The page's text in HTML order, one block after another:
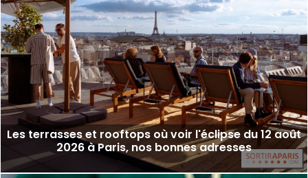
Les terrasses et rooftops où voir l'éclipse du 12 août
2026 à Paris, nos bonnes adresses